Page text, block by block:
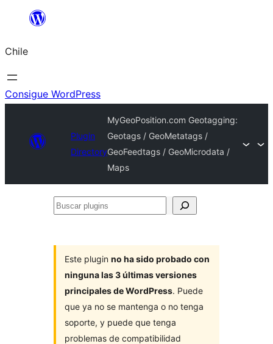
Saltar
contenido
Chile
Consigue WordPress
Plugin
Directory
MyGeoPosition.com Geotagging:
Geotags / GeoMetatags /
GeoFeedtags / GeoMicrodata /
Maps
Buscar
Este plugin no ha sido probado con
ninguna las 3 últimas versiones
principales de WordPress. Puede
que ya no se mantenga o no tenga
soporte, y puede que tenga
problemas de compatibilidad